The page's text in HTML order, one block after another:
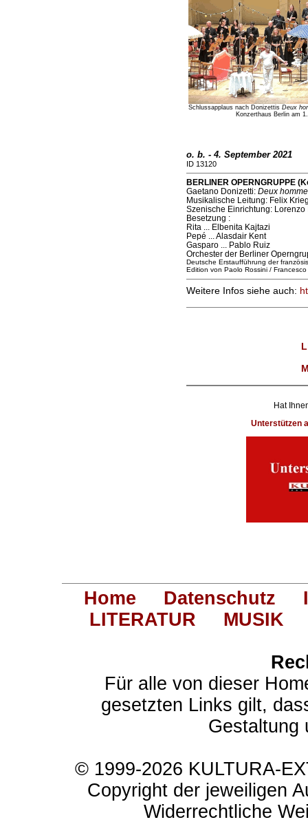
Schlussapplaus nach Donizettis Deux
Konzerthaus Berlin am
o. b. - 4. September 2021
ID 13120
BERLINER OPERNGRUPPE
Gaetano Donizetti: Deux
Musikalische Leitung: Felix
Szenische Einrichtung: Lorenzo
Besetzung :
Rita ... Elbenita Kajtazi
Pepé ... Alasdair Kent
Gasparo ... Pablo Ruiz
Orchester der Berliner
Deutsche Erstaufführung der
Edition von Paolo Rossini /
Weitere Infos siehe auch:
Hat
Unterstützen
Home Datenschutz
LITERATUR
MUSIK
Für alle von dieser
gesetzten Links gilt,
Gestaltung
© 1999-2026 KULTURA-
Copyright der jeweiligen
Widerrechtliche